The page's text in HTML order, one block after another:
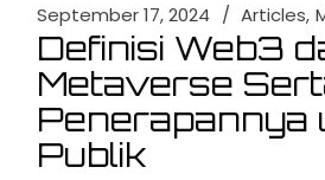
September 17, 2024 Articles
Definisi Web3
Metaverse
Penerapannya
Publik